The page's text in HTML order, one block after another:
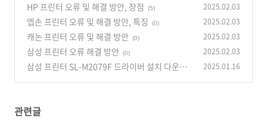
HP 프린터 오류 및 해결 방안, 장점
(5) 2025.02.03
엡손 프린터 오류 및 해결 방안, 특징 (0) 2025.02.03
캐논 프린터 오류 및 해결 방안 (0) 2025.02.03
삼성 프린터 오류 해결 방안 (0) 2025.02.03
삼성 프린터 SL-M2079F 드라이버 설치 다운로
2025.01.16
관련글